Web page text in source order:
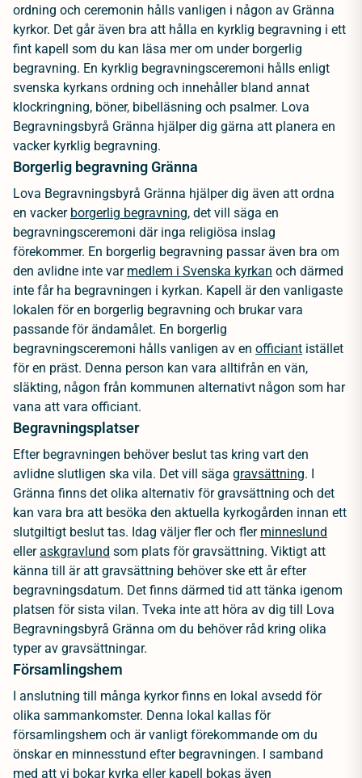
ordning och ceremonin hålls vanligen i någon av Gränna
kyrkor. Det går även bra att hålla en kyrklig begravning i ett
fint kapell som du kan läsa mer om under borgerlig
begravning. En kyrklig begravningsceremoni hålls enligt
svenska kyrkans ordning och innehåller bland annat
klockringning, böner, bibelläsning och psalmer. Lova
Begravningsbyrå Gränna hjälper dig gärna att planera en
vacker kyrklig begravning.
Borgerlig begravning Gränna
Lova Begravningsbyrå Gränna hjälper dig även att ordna
en vacker borgerlig begravning, det vill säga en
begravningsceremoni där inga religiösa inslag
förekommer. En borgerlig begravning passar även bra om
den avlidne inte var medlem i Svenska kyrkan och därmed
inte får ha begravningen i kyrkan. Kapell är den vanligaste
lokalen för en borgerlig begravning och brukar vara
passande för ändamålet. En borgerlig
begravningsceremoni hålls vanligen av en officiant istället
för en präst. Denna person kan vara alltifrån en vän,
släkting, någon från kommunen alternativt någon som har
vana att vara officiant.
Begravningsplatser
Efter begravningen behöver beslut tas kring vart den
avlidne slutligen ska vila. Det vill säga gravsättning. I
Gränna finns det olika alternativ för gravsättning och det
kan vara bra att besöka den aktuella kyrkogården innan ett
slutgiltigt beslut tas. Idag väljer fler och fler minneslund
elleraskgravlund som plats för gravsättning. Viktigt att
känna till är att gravsättning behöver ske ett år efter
begravningsdatum. Det finns därmed tid att tänka igenom
platsen för sista vilan. Tveka inte att höra av dig till Lova
Begravningsbyrå Gränna om du behöver råd kring olika
typer av gravsättningar.
Församlingshem
I anslutning till många kyrkor finns en lokal avsedd för
olika sammankomster. Denna lokal kallas för
församlingshem och är vanligt förekommande om du
önskar en minnesstund efter begravningen. I samband
med att vi bokar kyrka eller kapell bokas även